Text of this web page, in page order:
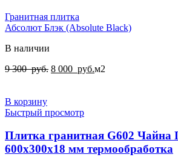
Гранитная плитка
Абсолют Блэк (Absolute Black)
В наличии
9 300руб. Первоначальная
300
8 000 руб.Текущая
м2
В корзину
Быстрый просмотр
Плитка гранитная G602 Чайна
600x300x18 мм термообработка